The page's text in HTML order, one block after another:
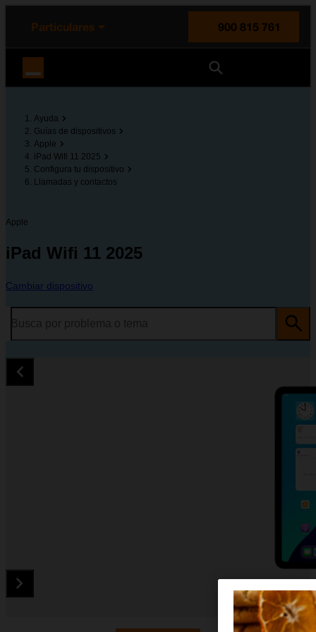
principal
la página
Particulares
900 815 761
Ayuda
Guías de dispositivos
Apple
iPad Wifi 11 2025
Configura tu dispositivo
Llamadas y contactos
Apple
iPad Wifi 11 2025
Cambiar dispositivo
Diapositiva 1 de 5. Apple iPad Wifi 11 2025 - Silver - imagen 1